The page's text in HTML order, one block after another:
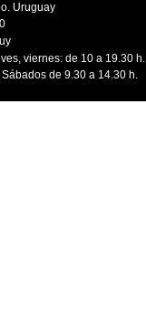
Uruguay
viernes: de 10 a 19.30 h.
de 9.30 a 14.30 h.